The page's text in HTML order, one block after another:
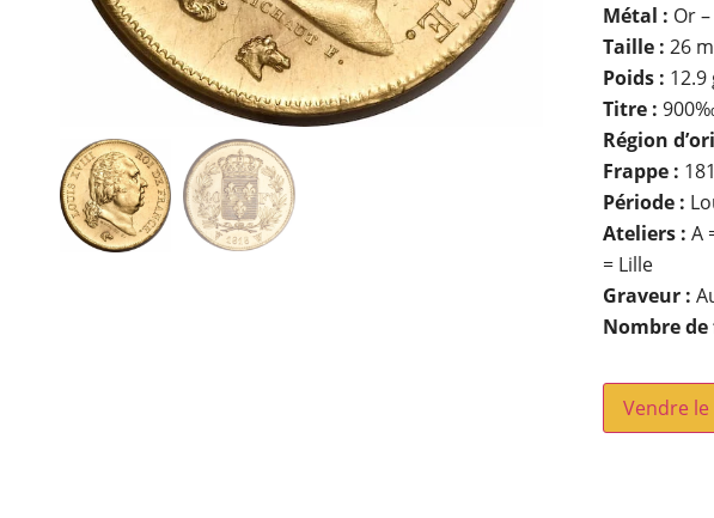
Métal : Or
Taille : 26
Poids : 12.9
Titre :
Région
Frappe :
Période :
Ateliers : A
= Lille
Graveur :
Nombre de
Vendre